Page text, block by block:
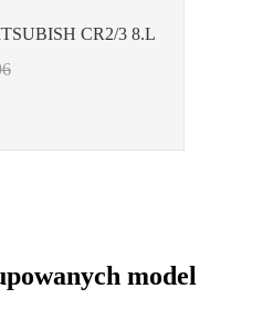
CR2/3 8.L
model